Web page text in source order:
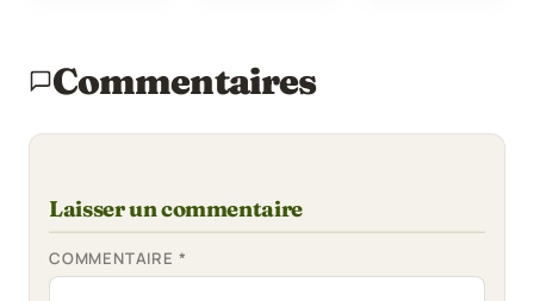
Commentaires
Laisser un commentaire
COMMENTAIRE *